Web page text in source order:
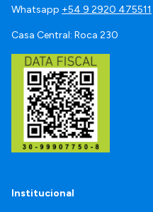
Whatsapp +54 9 2920 475511
Casa Central: Roca 230
Institucional